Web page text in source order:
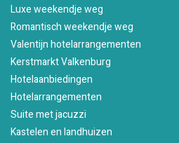
Luxe weekendje weg
Romantisch weekendje weg
Valentijn hotelarrangementen
Kerstmarkt Valkenburg
Hotelaanbiedingen
Hotelarrangementen
Suite met jacuzzi
Kastelen en landhuizen